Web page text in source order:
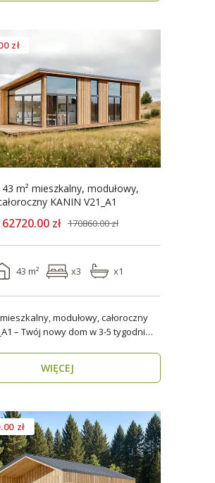
zł
m² mieszkalny, modułowy,
KANIN V21_A1
zł 170860.00 zł
43 m² x3 x1
modułowy, całoroczny
– Twój nowy dom w 3-5 tygodni
WIĘCEJ
zł